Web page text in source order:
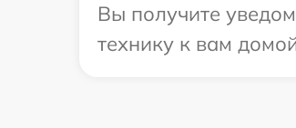
Вы получите
технику к вам